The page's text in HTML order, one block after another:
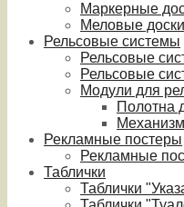
Маркерные
Меловые
Рельсовые системы
Рельсовые
Рельсовые
Модули для
Полотна
Рекламные постеры
Рекламные
Таблички
Таблички